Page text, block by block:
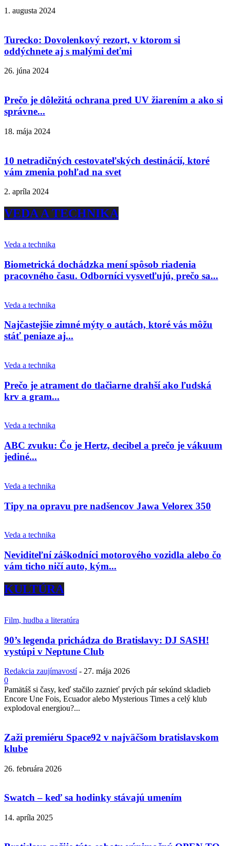
1. augusta 2024
Turecko: Dovolenkový rezort, v ktorom si
oddýchnete aj s malými deťmi
26. júna 2024
Prečo je dôležitá ochrana pred UV žiarením a ako si
správne...
18. mája 2024
10 netradičných cestovateľských destinácií, ktoré
vám zmenia pohľad na svet
2. apríla 2024
VEDA A TECHNIKA
Veda a technika
Biometrická dochádzka mení spôsob riadenia
pracovného času. Odborníci vysvetľujú, prečo sa...
Veda a technika
Najčastejšie zimné mýty o autách, ktoré vás môžu
stáť peniaze aj...
Veda a technika
Prečo je atrament do tlačiarne drahší ako ľudská
krv a gram...
Veda a technika
ABC zvuku: Čo je Hertz, decibel a prečo je vákuum
jediné...
Veda a technika
Tipy na opravu pre nadšencov Jawa Velorex 350
Veda a technika
Neviditeľní záškodníci motorového vozidla alebo čo
vám ticho ničí auto, kým...
KULTÚRA
Film, hudba a literatúra
90’s legenda prichádza do Bratislavy: DJ SASH!
vystúpi v Neptune Club
Redakcia zaujímavostí - 27. mája 2026
0
Pamätáš si časy, keď stačilo zaznieť prvých pár sekúnd skladieb
Encore Une Fois, Ecuador alebo Mysterious Times a celý klub
explodoval energiou?...
Zaži premiéru Space92 v najväčšom bratislavskom
klube
26. februára 2026
Swatch – keď sa hodinky stávajú umením
14. apríla 2025